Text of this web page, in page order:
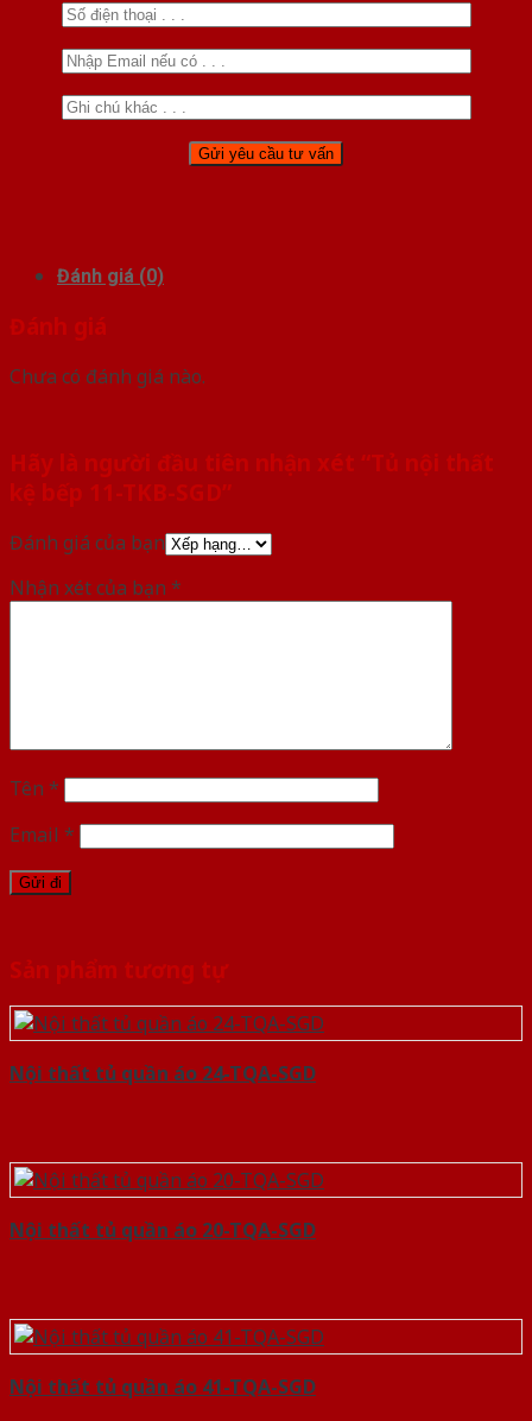
Đánh giá (0)
Đánh giá
Chưa có đánh giá nào.
Hãy là người đầu tiên nhận xét “Tủ nội thất
kệ bếp 11-TKB-SGD”
Đánh giá của bạn
Nhận xét của bạn *
Tên *
Email *
Sản phẩm tương tự
Nội thất tủ quần áo 24-TQA-SGD
Nội thất tủ quần áo 20-TQA-SGD
Nội thất tủ quần áo 41-TQA-SGD